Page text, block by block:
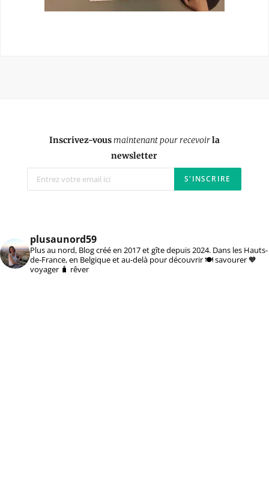
Inscrivez-vousmaintenant pour recevoirla
newsletter
plusaunord59
Plus au nord, Blog créé en 2017 et gîte depuis 2024. Dans les Hauts-
de-France, en Belgique et au-delà pour découvrir 🍽️ savourer 🧡
voyager 🧳 rêver